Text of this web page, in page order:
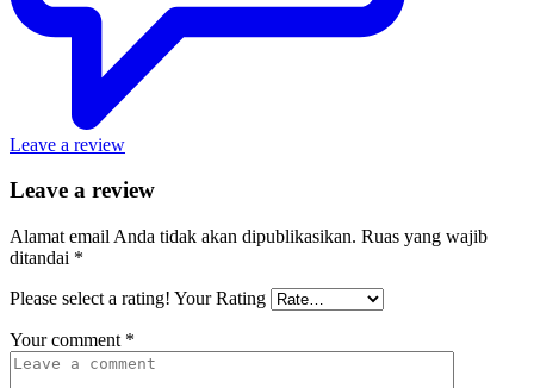
Leave a review
Leave a review
Alamat email Anda tidak akan dipublikasikan. Ruas yang wajib
ditandai *
Please select a rating! Your Rating
Your comment *